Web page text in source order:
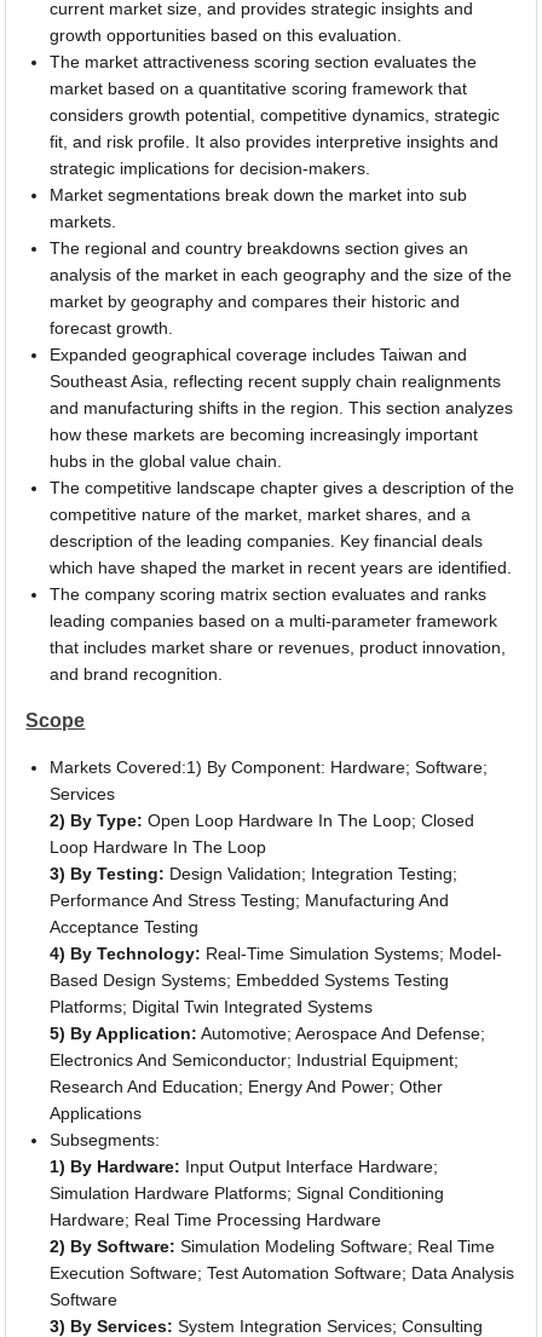
current market size, and provides strategic insights and
growth opportunities based on this evaluation.
The market attractiveness scoring section evaluates the
market based on a quantitative scoring framework that
considers growth potential, competitive dynamics, strategic
fit, and risk profile. It also provides interpretive insights and
strategic implications for decision-makers.
Market segmentations break down the market into sub
markets.
The regional and country breakdowns section gives an
analysis of the market in each geography and the size of the
market by geography and compares their historic and
forecast growth.
Expanded geographical coverage includes Taiwan and
Southeast Asia, reflecting recent supply chain realignments
and manufacturing shifts in the region. This section analyzes
how these markets are becoming increasingly important
hubs in the global value chain.
The competitive landscape chapter gives a description of the
competitive nature of the market, market shares, and a
description of the leading companies. Key financial deals
which have shaped the market in recent years are identified.
The company scoring matrix section evaluates and ranks
leading companies based on a multi-parameter framework
that includes market share or revenues, product innovation,
and brand recognition.
Scope
Markets Covered:1) By Component: Hardware; Software;
Services
2) By Type: Open Loop Hardware In The Loop; Closed
Loop Hardware In The Loop
3) By Testing: Design Validation; Integration Testing;
Performance And Stress Testing; Manufacturing And
Acceptance Testing
4) By Technology: Real-Time Simulation Systems; Model-
Based Design Systems; Embedded Systems Testing
Platforms; Digital Twin Integrated Systems
5) By Application: Automotive; Aerospace And Defense;
Electronics And Semiconductor; Industrial Equipment;
Research And Education; Energy And Power; Other
Applications
Subsegments:
1) By Hardware: Input Output Interface Hardware;
Simulation Hardware Platforms; Signal Conditioning
Hardware; Real Time Processing Hardware
2) By Software: Simulation Modeling Software; Real Time
Execution Software; Test Automation Software; Data Analysis
Software
3) By Services: System Integration Services; Consulting